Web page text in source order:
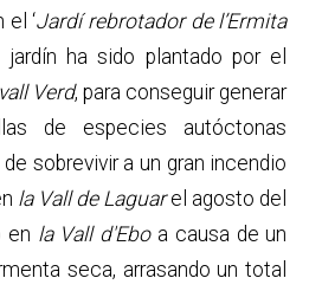
‘Jardí rebrotador de l’Ermita
jardín ha sido plantado por el
Verd, para conseguir generar
de especies autóctonas
sobrevivir a un gran incendio
la Vall de Laguarel agosto del
en la Vall d'Eboa causa de un
seca, arrasando un total